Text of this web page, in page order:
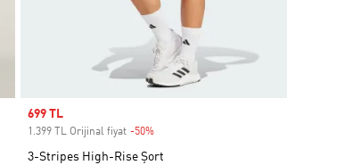
Sale price
699 TL
1.399 TL Orijinal fiyat -50%Discount
3-Stripes High-Rise Şort